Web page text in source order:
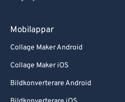
Mobilappar
Collage Maker Android
Collage Maker iOS
Bildkonverterare Android